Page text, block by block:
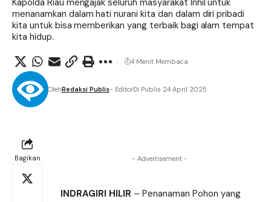
Kapolda Riau mengajak seluruh masyarakat Inhil untuk
menanamkan dalam hati nurani kita dan dalam diri pribadi
kita untuk bisa memberikan yang terbaik bagi alam tempat
kita hidup.
OlehRedaksi Publis- EditorDi Publis 24 April 2025
4 Menit Membaca
Bagikan - Advertisement -
INDRAGIRI HILIR – Penanaman Pohon yang